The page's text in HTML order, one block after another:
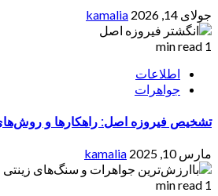
جولای 14, 2026 kamalia
1 min read
اطلاعات
جواهرات
تشخیص فیروزه اصل: راهکارها و
مارس 10, 2025 kamalia
1 min read